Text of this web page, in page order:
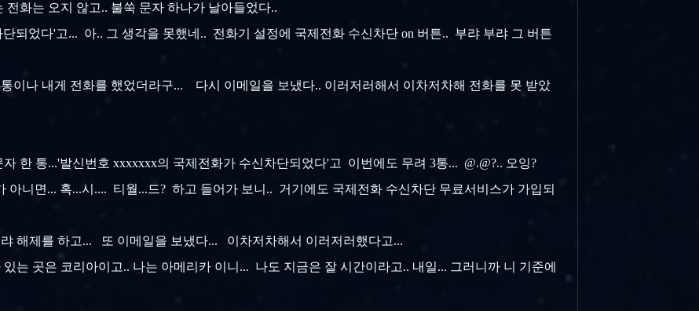
화는 오지 않고.. 불쑥 문자 하나가 날아들었다..
되었다'고... 아.. 그 생각을 못했네.. 전화기 설정에 국제전화 수신차단 on 버튼.. 부랴 부랴 그 버튼
이나 내게 전화를 했었더라구... 다시 이메일을 보냈다.. 이러저러해서 이차저차해 전화를 못 받았
한 통...'발신번호 xxxxxxx의 국제전화가 수신차단되었다'고 이번에도 무려 3통... @.@?.. 오잉?
아니면... 혹...시.... 티월...드? 하고 들어가 보니.. 거기에도 국제전화 수신차단 무료서비스가 가입되
해제를 하고... 또 이메일을 보냈다... 이차저차해서 이러저러했다고...
는 곳은 코리아이고.. 나는 아메리카 이니... 나도 지금은 잘 시간이라고.. 내일... 그러니까 니 기준에